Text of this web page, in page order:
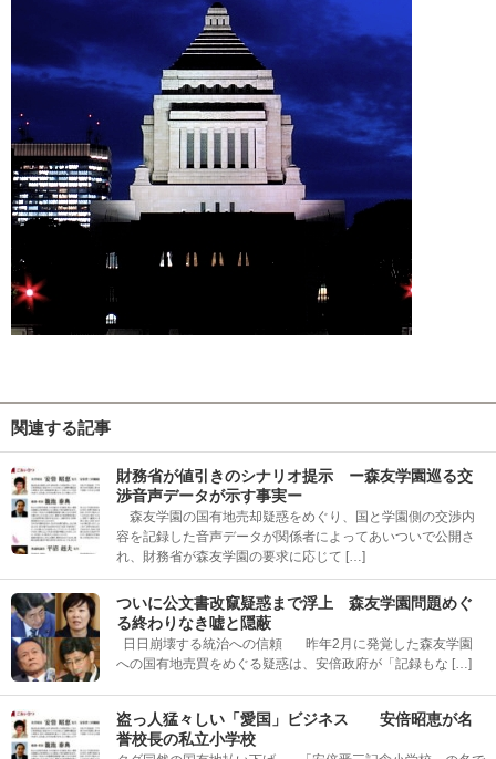
関連する記事
財務省が値引きのシナリオ提示 ー森友学園巡る交
渉音声データが示す事実ー
森友学園の国有地売却疑惑をめぐり、国と学園側の交渉内
容を記録した音声データが関係者によってあいついで公開さ
れ、財務省が森友学園の要求に応じて […]
ついに公文書改竄疑惑まで浮上 森友学園問題めぐ
る終わりなき嘘と隠蔽
日日崩壊する統治への信頼 昨年2月に発覚した森友学園
への国有地売買をめぐる疑惑は、安倍政府が「記録もな […]
盗っ人猛々しい「愛国」ビジネス 安倍昭恵が名
誉校長の私立小学校